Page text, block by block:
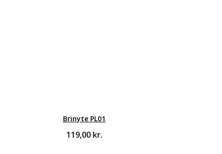
Brinyte PL01
119,00 kr.